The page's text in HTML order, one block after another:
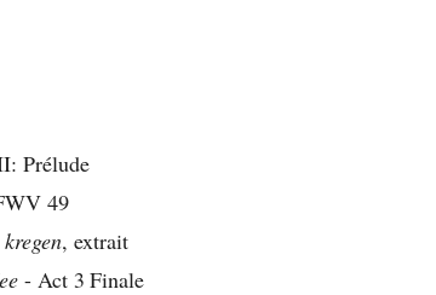
Prélude
49
, extrait
- Act 3 Finale